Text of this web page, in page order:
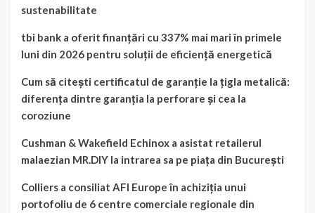
sustenabilitate
tbi bank a oferit finanțări cu 337% mai mari în primele
luni din 2026 pentru soluții de eficiență energetică
Cum să citești certificatul de garanție la țigla metalică:
diferența dintre garanția la perforare și cea la
coroziune
Cushman & Wakefield Echinox a asistat retailerul
malaezian MR.DIY la intrarea sa pe piața din București
Colliers a consiliat AFI Europe în achiziția unui
portofoliu de 6 centre comerciale regionale din